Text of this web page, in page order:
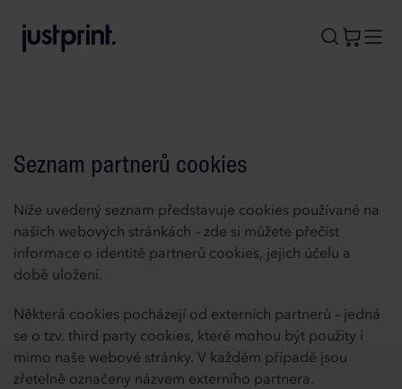
A
Seznam partnerů cookies
Níže uvedený seznam představuje cookies používané na
našich webových stránkách – zde si můžete přečíst
informace o identitě partnerů cookies, jejich účelu a
době uložení.
Některá cookies pocházejí od externích partnerů – jedná
se o tzv. third party cookies, které mohou být použity i
mimo naše webové stránky. V každém případě jsou
zřetelně označeny názvem externího partnera.